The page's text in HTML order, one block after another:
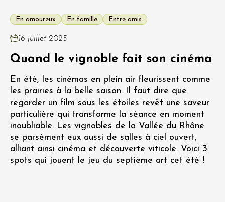
En amoureux En famille Entre amis
16 juillet 2025
Quand le vignoble fait son cinéma
En été, les cinémas en plein air fleurissent comme
les prairies à la belle saison. Il faut dire que
regarder un film sous les étoiles revêt une saveur
particulière qui transforme la séance en moment
inoubliable. Les vignobles de la Vallée du Rhône
se parsèment eux aussi de salles à ciel ouvert,
alliant ainsi cinéma et découverte viticole. Voici 3
spots qui jouent le jeu du septième art cet été !